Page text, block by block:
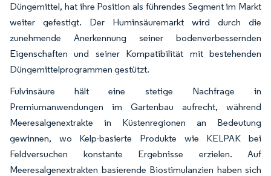
Düngemittel, hat ihre Position als führendes Segment im Markt
weiter gefestigt. Der Huminsäuremarkt wird durch die
zunehmende Anerkennung seiner bodenverbessernden
Eigenschaften und seiner Kompatibilität mit bestehenden
Düngemittelprogrammen gestützt.
Fulvinsäure hält eine stetige Nachfrage in
Premiumanwendungen im Gartenbau aufrecht, während
Meeresalgenextrakte in Küstenregionen an Bedeutung
gewinnen, wo Kelp-basierte Produkte wie KELPAK bei
Feldversuchen konstante Ergebnisse erzielen. Auf
Meeresalgenextrakten basierende Biostimulanzien haben sich